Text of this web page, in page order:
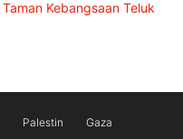
Taman Kebangsaan Teluk
Palestin Gaza